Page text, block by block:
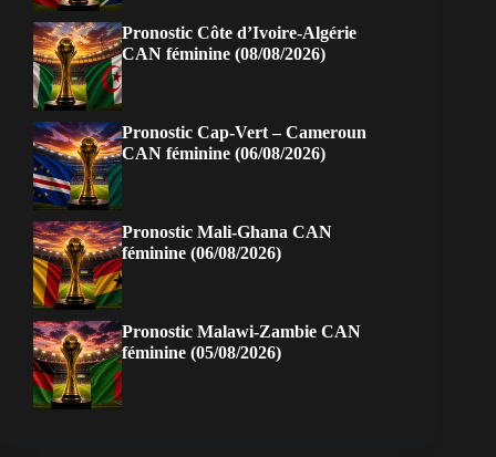
Pronostic Côte d’Ivoire-Algérie
CAN féminine (08/08/2026)
Pronostic Cap-Vert – Cameroun
CAN féminine (06/08/2026)
Pronostic Mali-Ghana CAN
féminine (06/08/2026)
Pronostic Malawi-Zambie CAN
féminine (05/08/2026)